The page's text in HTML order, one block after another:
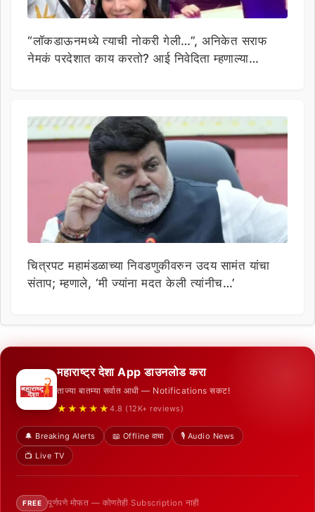
“लॉकडाऊनमध्ये त्याची नोकरी गेली…”, अनिकेत सराफ
नेमकं परदेशात काय करतो? आई निवेदिता म्हणाल्या…
चित्रपट महामंडळाच्या निवडणुकीवरुन उदय सामंत यांचा
संताप; म्हणाले, ‘मी ज्यांना मदत केली त्यांनीच…’
महाराष्ट्र देशा App डाउनलोड करा
ताज्या बातम्या सर्वात आधी — Notifications सकट!
★★★★★ 4.8 (12K+ reviews)
🔔 Breaking Alerts 📖 Offline वाचा
🎙️ Audio News
📺 Live TV
FREE पूर्णपणे मोफत — कोणतेही Subscription नाही